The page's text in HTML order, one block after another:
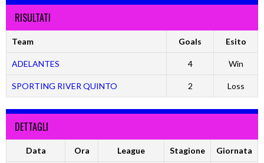
RISULTATI
Team Goals Esito
ADELANTES 4 Win
SPORTING RIVER QUINTO 2 Loss
DETTAGLI
Data Ora League Stagione Giornata